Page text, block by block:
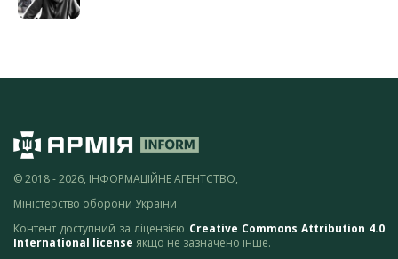
© 2018 - 2026, ІНФОРМАЦІЙНЕ АГЕНТСТВО,
Міністерство оборони України
Контент доступний за ліцензією Creative Commons Attribution 4.0
International license якщо не зазначено інше.